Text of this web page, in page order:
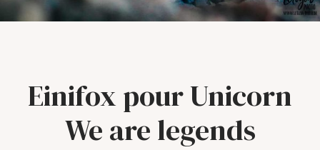
Einifox pour Unicorn
We are legends